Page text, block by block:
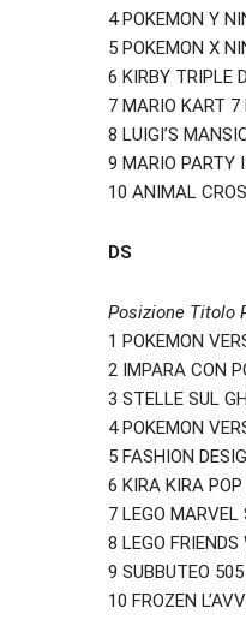
4 POKEMON Y
5 POKEMON X
6 KIRBY TRIPLE
7 MARIO KART 7
8 LUIGI’S
9 MARIO PARTY
10 ANIMAL
DS
Posizione Titolo
1 POKEMON
2 IMPARA CON
3 STELLE SUL
4 POKEMON
5 FASHION
6 KIRA KIRA
7 LEGO MARVEL
8 LEGO
9 SUBBUTEO
10 FROZEN